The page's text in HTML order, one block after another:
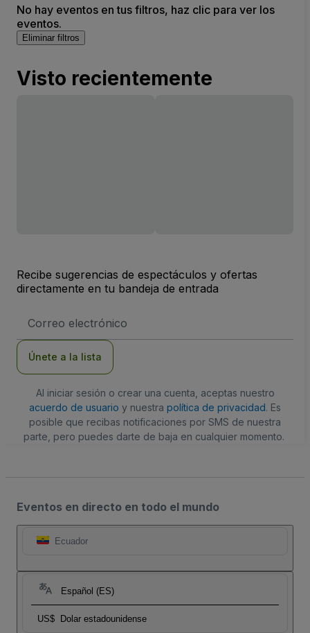
No hay eventos en tus filtros, haz clic para ver los
eventos.
Eliminar filtros
Visto recientemente
Recibe sugerencias de espectáculos y ofertas
directamente en tu bandeja de entrada
de
Únete a la lista
Al iniciar sesión o crear una cuenta, aceptas nuestro
acuerdo de usuario y nuestra política de privacidad. Es
posible que recibas notificaciones por SMS de nuestra
parte, pero puedes darte de baja en cualquier momento.
Eventos en directo en todo el mundo
Ecuador
Español (ES)
US$ Dolar estadounidense